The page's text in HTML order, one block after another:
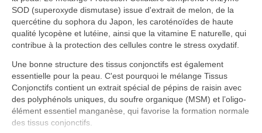
SOD (superoxyde dismutase) issue d'extrait de melon, de la
quercétine du sophora du Japon, les caroténoïdes de haute
qualité lycopène et lutéine, ainsi que la vitamine E naturelle, qui
contribue à la protection des cellules contre le stress oxydatif.
Une bonne structure des tissus conjonctifs est également
essentielle pour la peau. C'est pourquoi le mélange Tissus
Conjonctifs contient un extrait spécial de pépins de raisin avec
des polyphénols uniques, du soufre organique (MSM) et l’oligo-
élément essentiel manganèse, qui favorise la formation normale
des tissus conjonctifs.